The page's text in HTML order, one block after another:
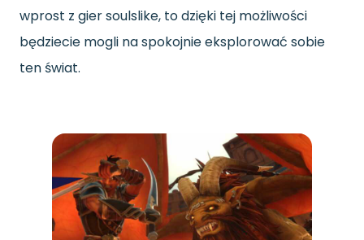
wprost z gier soulslike, to dzięki tej możliwości
będziecie mogli na spokojnie eksplorować sobie
ten świat.